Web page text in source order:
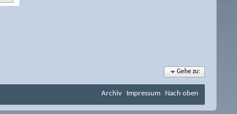
Gehe zu:
Archiv Impressum Nach oben